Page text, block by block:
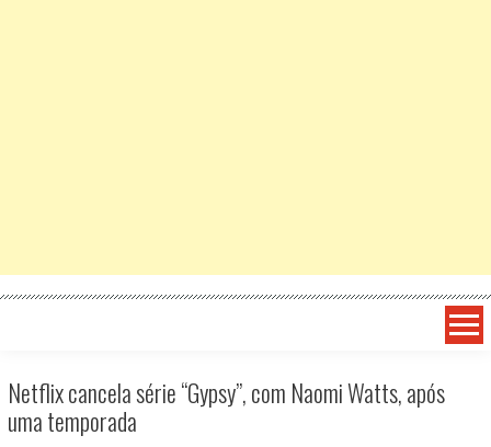
Netflix cancela série “Gypsy”, com Naomi Watts, após
uma temporada